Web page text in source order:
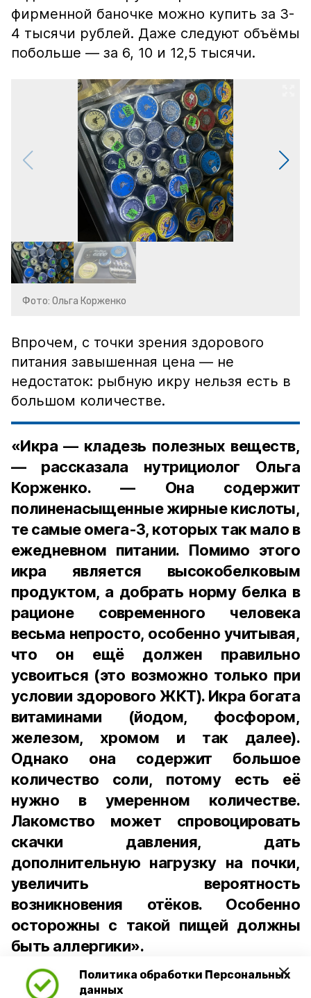
Политика обработки Персональных
данных
фирменной баночке можно купить за 3-
4 тысячи рублей. Даже следуют объёмы
побольше — за 6, 10 и 12,5 тысячи.
Фото: Ольга Корженко
Впрочем, с точки зрения здорового
питания завышенная цена — не
недостаток: рыбную икру нельзя есть в
большом количестве.
«Икра — кладезь полезных веществ,
— рассказала нутрициолог Ольга
Корженко. — Она содержит
полиненасыщенные жирные кислоты,
те самые омега-3, которых так мало в
ежедневном питании. Помимо этого
икра является высокобелковым
продуктом, а добрать норму белка в
рационе современного человека
весьма непросто, особенно учитывая,
что он ещё должен правильно
усвоиться (это возможно только при
условии здорового ЖКТ). Икра богата
витаминами (йодом, фосфором,
железом, хромом и так далее).
Однако она содержит большое
количество соли, потому есть её
нужно в умеренном количестве.
Лакомство может спровоцировать
скачки давления, дать
дополнительную нагрузку на почки,
увеличить вероятность
возникновения отёков. Особенно
осторожны с такой пищей должны
быть аллергики».
Для взрослого человека безопасной